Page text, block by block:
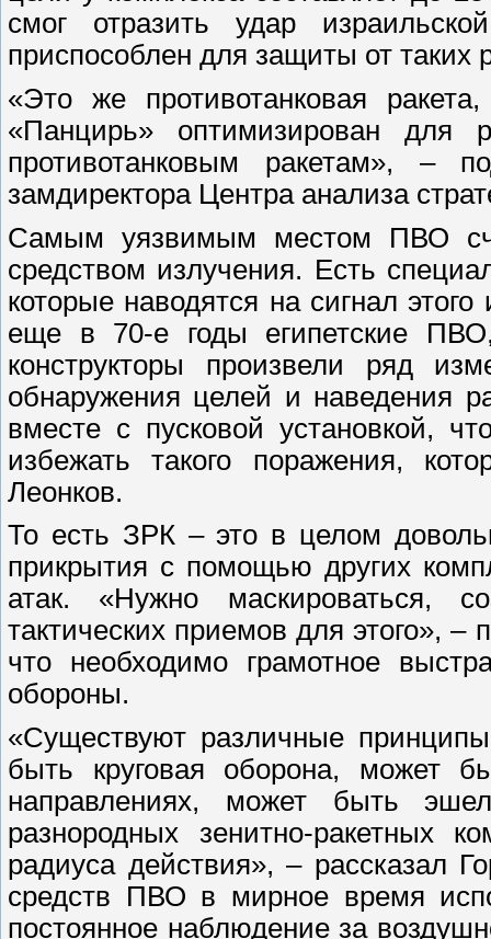
смог отразить удар
приспособлен для защиты от таких
«Это же противотанковая
«Панцирь» оптимизирован
противотанковым ракетам», –
замдиректора Центра анализа
Самым уязвимым местом ПВО
средством излучения. Есть
которые наводятся на сигнал
еще в 70-е годы египетские
конструкторы произвели ряд
обнаружения целей и наведения
вместе с пусковой установкой,
избежать такого поражения,
Леонков.
То есть ЗРК – это в целом
прикрытия с помощью других
атак. «Нужно маскироваться,
тактических приемов для этого», –
что необходимо грамотное
обороны.
«Существуют различные
быть круговая оборона, может
направлениях, может быть
разнородных зенитно-ракетных
радиуса действия», – рассказал
средств ПВО в мирное время
постоянное наблюдение за